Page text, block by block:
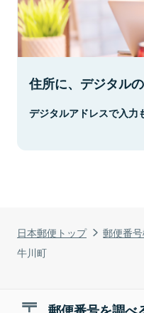
日本郵便トップ 郵便番
牛川町
住所に、デジタルの
デジタルアドレスで入力